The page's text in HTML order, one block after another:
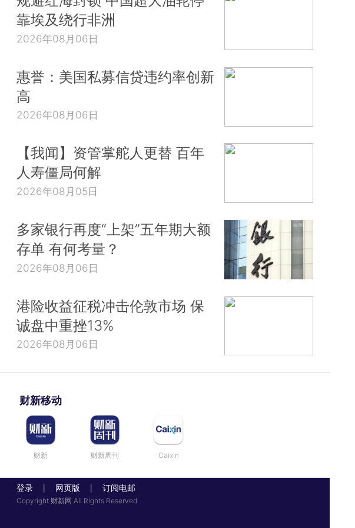
靠埃及绕行非洲
2026年08月06日
惠誉：美国私募信贷违约率创新
高
2026年08月06日
【我闻】资管掌舵人更替 百年
人寿僵局何解
2026年08月05日
多家银行再度“上架”五年期大额
存单 有何考量？
2026年08月06日
港险收益征税冲击伦敦市场 保
诚盘中重挫13%
2026年08月06日
财新移动
财新 财新周刊 Caixin
登录 网页版 订阅电邮
Copyright 财新网 All Rights Reserved